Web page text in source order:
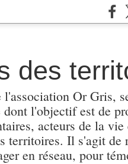
des
Or Gris,
dont l'objectif est de
acteurs de la
territoires. Il s'agit
en réseau, pour